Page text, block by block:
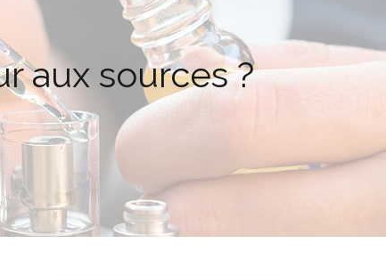
aux sources ?